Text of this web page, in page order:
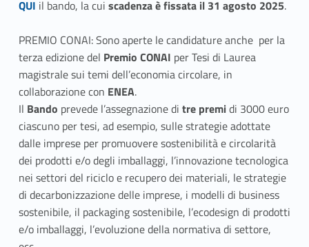
QUI il bando, la cui scadenza è fissata il 31 agosto 2025.
PREMIO CONAI: Sono aperte le candidature anche per la
terza edizione del Premio CONAI per Tesi di Laurea
magistrale sui temi dell’economia circolare, in
collaborazione con ENEA.
Il Bando prevede l’assegnazione di tre premidi 3000 euro
ciascuno per tesi, ad esempio, sulle strategie adottate
dalle imprese per promuovere sostenibilità e circolarità
dei prodotti e/o degli imballaggi, l’innovazione tecnologica
nei settori del riciclo e recupero dei materiali, le strategie
di decarbonizzazione delle imprese, i modelli di business
sostenibile, il packaging sostenibile, l’ecodesign di prodotti
e/o imballaggi, l’evoluzione della normativa di settore,